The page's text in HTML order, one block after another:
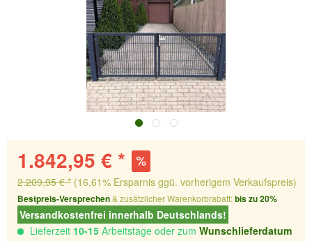
1.842,95 € *
2.209,95 € * (16,61% Ersparnis ggü. vorherigem Verkaufspreis)
Bestpreis-Versprechen& zusätzlicher Warenkorbrabatt:bis zu 20%
Versandkostenfrei innerhalb Deutschlands!
Lieferzeit 10-15 Arbeitstage oder zum Wunschlieferdatum